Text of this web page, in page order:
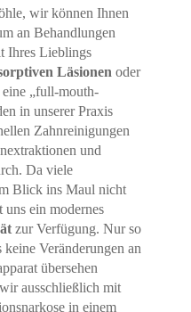
wir können Ihnen
an Behandlungen
Ihres Lieblings
Läsionen oder
„full-mouth-
in unserer Praxis
Zahnreinigungen
und
Da viele
Blick ins Maul nicht
uns ein modernes
zur Verfügung. Nur so
keine Veränderungen an
übersehen
ausschließlich mit
in einem